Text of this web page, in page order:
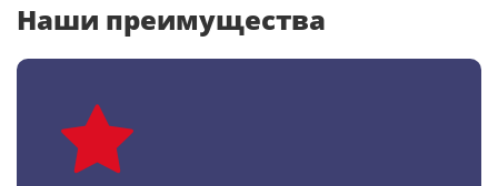
Наши преимущества